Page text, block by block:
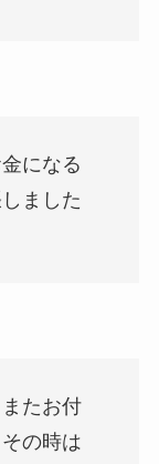
になる
ました
たお付
の時は